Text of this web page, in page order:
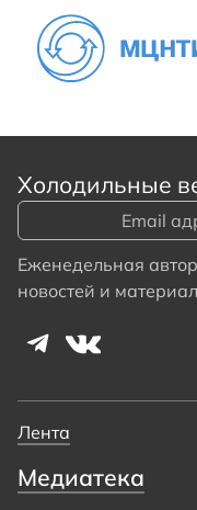
Холодильные
Еженедельная
новостей и
Лента
Медиатека